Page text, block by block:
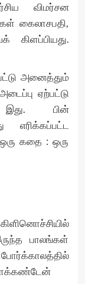
விமர்சன
கைலாசபதி,
கிளப்பியது.
அனைத்தும்
ஏற்பட்டு
பின்
எரிக்கப்பட்ட
ஒரு கதை : ஒரு
பாலங்கள்